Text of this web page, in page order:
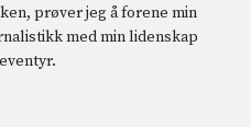
prøver jeg å forene min
med min lidenskap